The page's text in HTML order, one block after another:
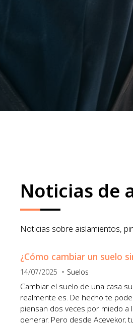
Noticias de
Noticias sobre aislamientos,
¿Cómo cambiar un suelo
14/07/2025 Suelos
Cambiar el suelo de una casa
realmente es. De hecho te
piensan dos veces por miedo a
generar. Pero desde Acevekor,